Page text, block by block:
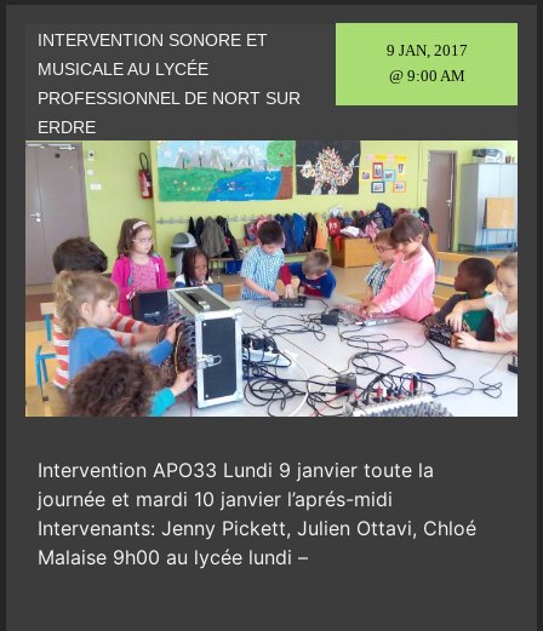
9 JAN, 2017
@ 9:00 AM
INTERVENTION SONORE ET
MUSICALE AU LYCÉE
PROFESSIONNEL DE NORT SUR
ERDRE
Intervention APO33 Lundi 9 janvier toute la
journée et mardi 10 janvier l’aprés-midi
Intervenants: Jenny Pickett, Julien Ottavi, Chloé
Malaise 9h00 au lycée lundi –